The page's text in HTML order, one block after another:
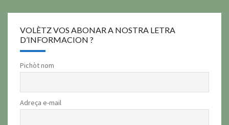
VOLÈTZ VOS ABONAR A NOSTRA LETRA
D’INFORMACION ?
Pichòt nom
Adreça e-mail